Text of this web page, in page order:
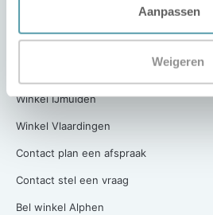
Aanpassen
Weigeren
Onze winkels
Winkel IJmuiden
Winkel Vlaardingen
Contact plan een afspraak
Contact stel een vraag
Bel winkel Alphen